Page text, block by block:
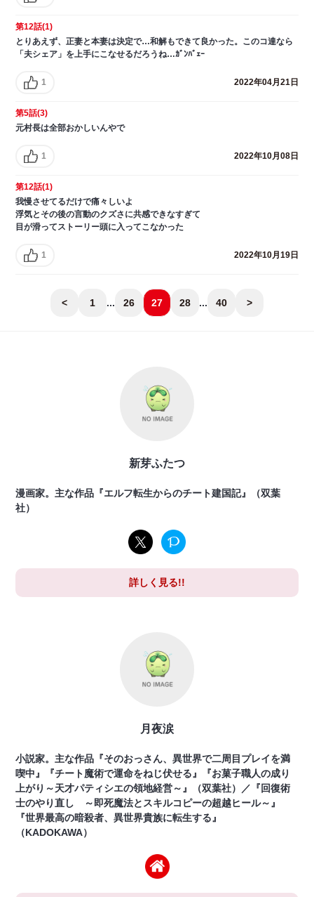
第12話(1)
とりあえず、正妻と本妻は決定で…和解もできて良かった。このコ達なら
「夫シェア」を上手にこなせるだろうね…ｶﾞﾝﾊﾞｪｰ
1 2022年04月21日
第5話(3)
元村長は全部おかしいんやで
1 2022年10月08日
第12話(1)
我慢させてるだけで痛々しいよ
浮気とその後の言動のクズさに共感できなすぎて
目が滑ってストーリー頭に入ってこなかった
1 2022年10月19日
< 1 ... 26 27 28 ... 40 >
新芽ふたつ
漫画家。主な作品『エルフ転生からのチート建国記』（双葉
社）
詳しく見る!!
月夜涙
小説家。主な作品『そのおっさん、異世界で二周目プレイを満
喫中』『チート魔術で運命をねじ伏せる』『お菓子職人の成り
上がり～天才パティシエの領地経営～』（双葉社）／『回復術
士のやり直し ～即死魔法とスキルコピーの超越ヒール～』
『世界最高の暗殺者、異世界貴族に転生する』
（KADOKAWA）